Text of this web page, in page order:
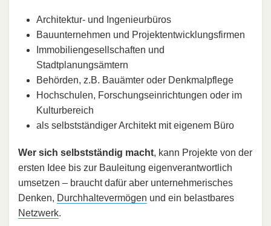
Architektur- und Ingenieurbüros
Bauunternehmen und Projektentwicklungsfirmen
Immobiliengesellschaften und
Stadtplanungsämtern
Behörden, z.B. Bauämter oder Denkmalpflege
Hochschulen, Forschungseinrichtungen oder im
Kulturbereich
als selbstständiger Architekt mit eigenem Büro
Wer sich selbstständig macht, kann Projekte von der
ersten Idee bis zur Bauleitung eigenverantwortlich
umsetzen – braucht dafür aber unternehmerisches
Denken, Durchhaltevermögen und ein belastbares
Netzwerk.